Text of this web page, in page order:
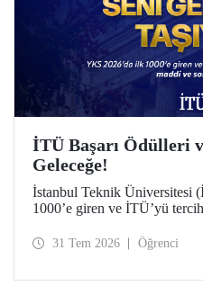
İTÜ Başarı Ödülleri
Geleceğe!
İstanbul Teknik Üniversitesi
1000’e giren ve İTÜ’yü
31 Tem 2026 Öğrenci